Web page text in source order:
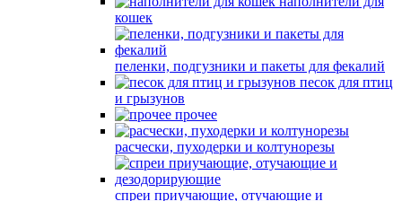
кошек
пеленки, подгузники и пакеты для фекалий
песок для птиц
и грызунов
прочее
расчески, пуходерки и колтунорезы
спреи приучающие, отучающие и